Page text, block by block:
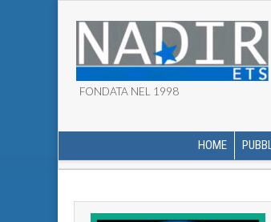
FONDATA NEL 1998
MAIN MENU
HOME
SUB MENU